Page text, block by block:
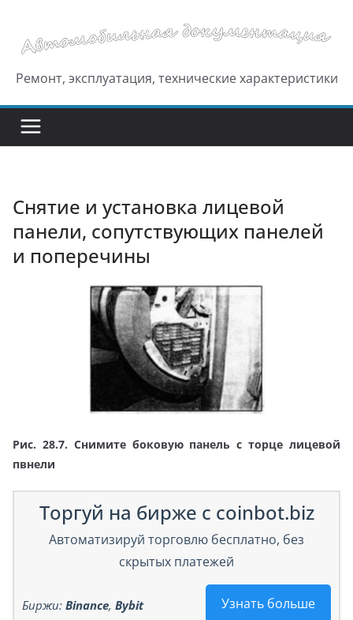
содержимому
Ремонт, эксплуатация, технические характеристики
Снятие и установка лицевой
панели, сопутствующих панелей
и поперечины
Рис. 28.7. Снимите боковую панель с торце лицевой
пвнели
Торгуй на бирже с coinbot.biz
Автоматизируй торговлю бесплатно, без
скрытых платежей
Узнать больше
Биржи: Binance, Bybit